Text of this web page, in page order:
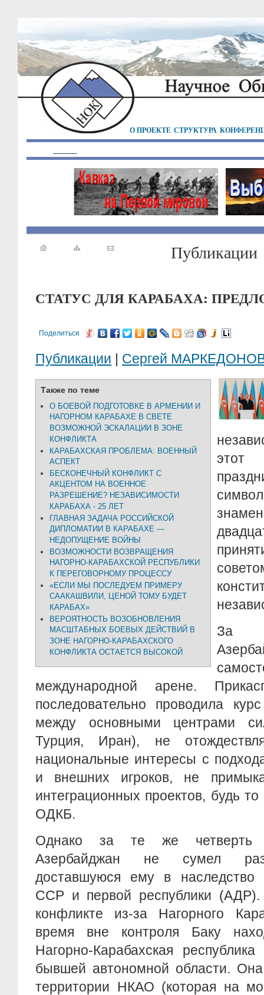
О ПРОЕКТЕ СТРУКТУРА
Публикации
СТАТУС ДЛЯ КАРАБАХА:
Поделиться
Публикации | Сергей
Также по теме
О БОЕВОЙ ПОДГОТОВКЕ В АРМЕНИИ И
НАГОРНОМ КАРАБАХЕ В СВЕТЕ
ВОЗМОЖНОЙ ЭСКАЛАЦИИ В ЗОНЕ
КОНФЛИКТА
КАРАБАХСКАЯ ПРОБЛЕМА: ВОЕННЫЙ
АСПЕКТ
БЕСКОНЕЧНЫЙ КОНФЛИКТ С
АКЦЕНТОМ НА ВОЕННОЕ
РАЗРЕШЕНИЕ? НЕЗАВИСИМОСТИ
КАРАБАХА - 25 ЛЕТ
ГЛАВНАЯ ЗАДАЧА РОССИЙСКОЙ
ДИПЛОМАТИИ В КАРАБАХЕ —
НЕДОПУЩЕНИЕ ВОЙНЫ
ВОЗМОЖНОСТИ ВОЗВРАЩЕНИЯ
НАГОРНО-КАРАБАХСКОЙ РЕСПУБЛИКИ
К ПЕРЕГОВОРНОМУ ПРОЦЕССУ
«ЕСЛИ МЫ ПОСЛЕДУЕМ ПРИМЕРУ
СААКАШВИЛИ, ЦЕНОЙ ТОМУ БУДЕТ
КАРАБАХ»
ВЕРОЯТНОСТЬ ВОЗОБНОВЛЕНИЯ
МАСШТАБНЫХ БОЕВЫХ ДЕЙСТВИЙ В
ЗОНЕ НАГОРНО-КАРАБАХСКОГО
КОНФЛИКТА ОСТАЕТСЯ ВЫСОКОЙ
этот
За
международной арене.
последовательно проводила
между основными центрами
Турция, Иран), не
национальные интересы с
и внешних игроков, не
интеграционных проектов, будь
ОДКБ.
Однако за те же четверть
Азербайджан не сумел
доставшуюся ему в наследство
ССР и первой республики
конфликте из-за Нагорного
время вне контроля Баку
Нагорно-Карабахская
бывшей автономной области. Она
территории НКАО (которая на